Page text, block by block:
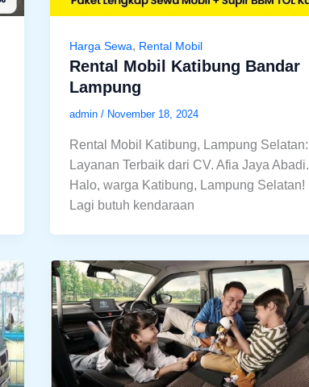
Harga Sewa, Rental Mobil
Rental Mobil Katibung Bandar
Lampung
admin/ November 18, 2024
Rental Mobil Katibung, Lampung Selatan:
Layanan Terbaik dari CV. Afia Jaya Abadi.
Halo, warga Katibung, Lampung Selatan!
Lagi butuh kendaraan